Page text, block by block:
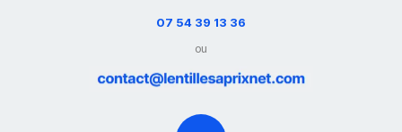
07 54 39 13 36
ou